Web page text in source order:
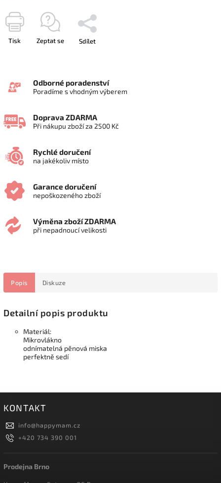
Tisk Zeptat se Sdílet
Odborné poradenství
Poradíme s vhodným výberem
Doprava ZDARMA
Při nákupu zboží za 2500 Kč
Rychlé doručení
na jakékoliv místo
Garance doručení
nepoškozeného zboží
Výměna zboží ZDARMA
při nepadnoucí velikosti
Popis Diskuze
Detailní popis produktu
Materiál:
Mikrovlákno
odnímatelná pěnová miska
perfektně sedí
KONTAKT
info@happymam.cz
+420 734 390 001
Prodejna Brno